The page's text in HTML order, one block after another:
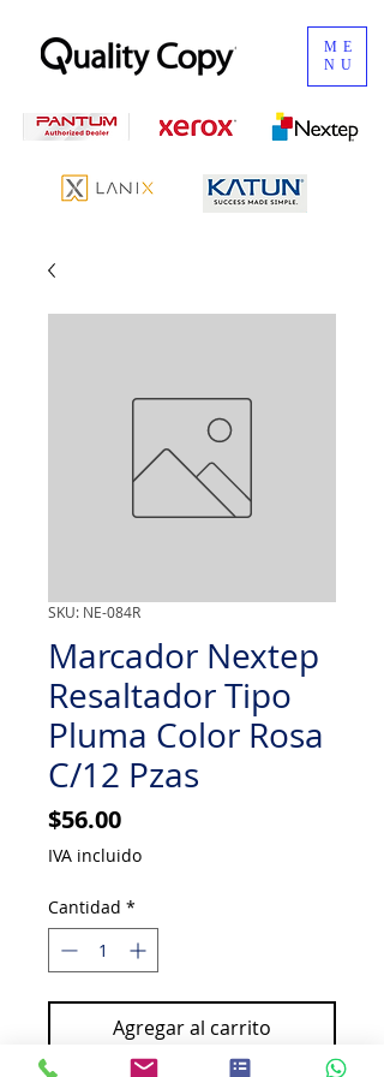
ME
NU
SKU: NE-084R
Marcador Nextep
Resaltador Tipo
Pluma Color Rosa
C/12 Pzas
$56.00Precio
IVA incluido
Cantidad *
Agregar al carrito